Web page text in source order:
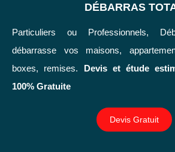
DÉBARRAS
Particuliers ou Professionnels,
débarrasse vos maisons,
boxes, remises. Devis et étude
100% Gratuite
Devis Gratuit